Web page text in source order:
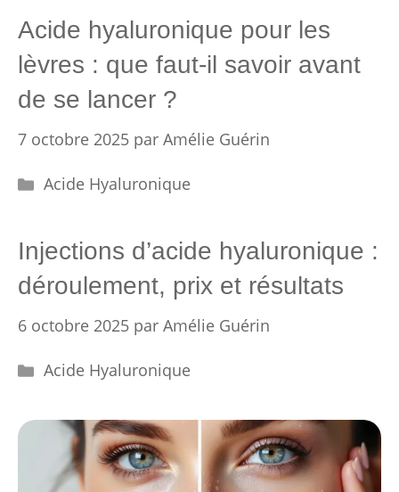
Acide hyaluronique pour les
lèvres : que faut-il savoir avant
de se lancer ?
7 octobre 2025 par Amélie Guérin
Catégories
Acide Hyaluronique
Injections d’acide hyaluronique :
déroulement, prix et résultats
6 octobre 2025 par Amélie Guérin
Catégories
Acide Hyaluronique